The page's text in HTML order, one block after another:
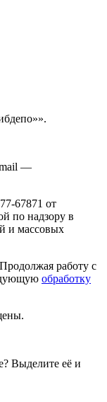
—
67871 от
по надзору в
и массовых
работу с
обработку
Выделите её и